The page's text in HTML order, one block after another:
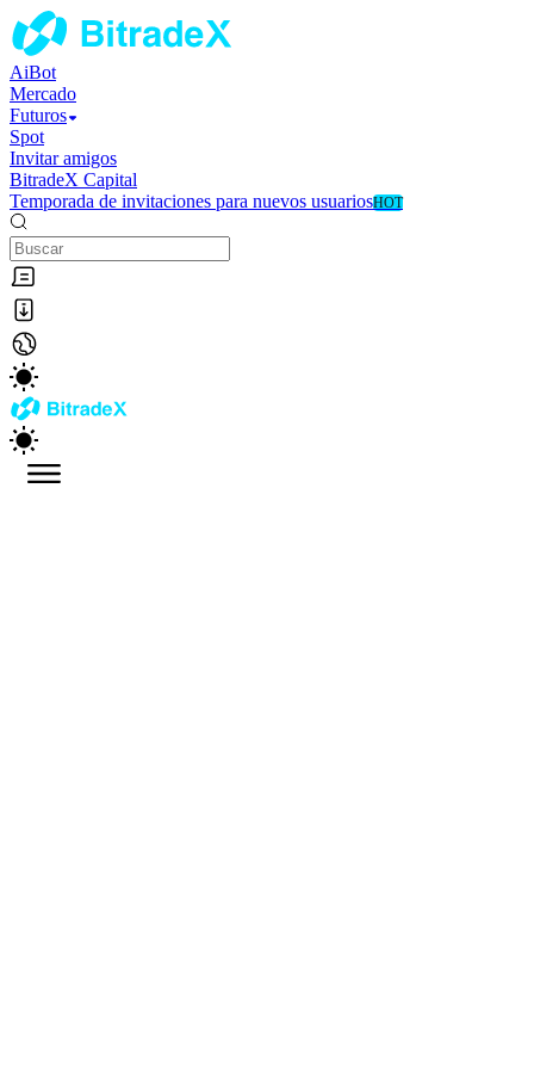
AiBot
Mercado
Futuros
Spot
Invitar amigos
BitradeX Capital
Temporada de invitaciones para nuevos usuariosHOT